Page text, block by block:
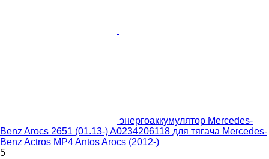
энергоаккумулятор Mercedes-
Benz Arocs 2651 (01.13-) A0234206118 для тягача Mercedes-
Benz Actros MP4 Antos Arocs (2012-)
5